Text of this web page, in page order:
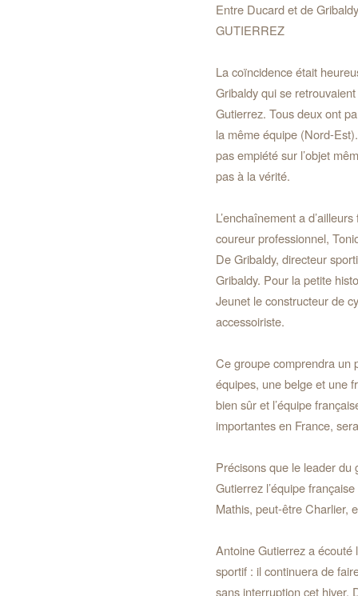
Entre Ducard et de
GUTIERREZ
La coïncidence était
Gribaldy qui se
Gutierrez. Tous deux ont
la même équipe (Nord-
pas empiété sur l’objet
pas à la vérité.
L’enchaînement a
coureur professionnel,
De Gribaldy, directeur
Gribaldy. Pour la petite
Jeunet le constructeur de
accessoiriste.
Ce groupe comprendra un
équipes, une belge et une
bien sûr et l’équipe
importantes en France,
Précisons que le leader du
Gutierrez l’équipe
Mathis, peut-être Charlier,
Antoine Gutierrez a
sportif : il continuera de
sans interruption cet hiver.